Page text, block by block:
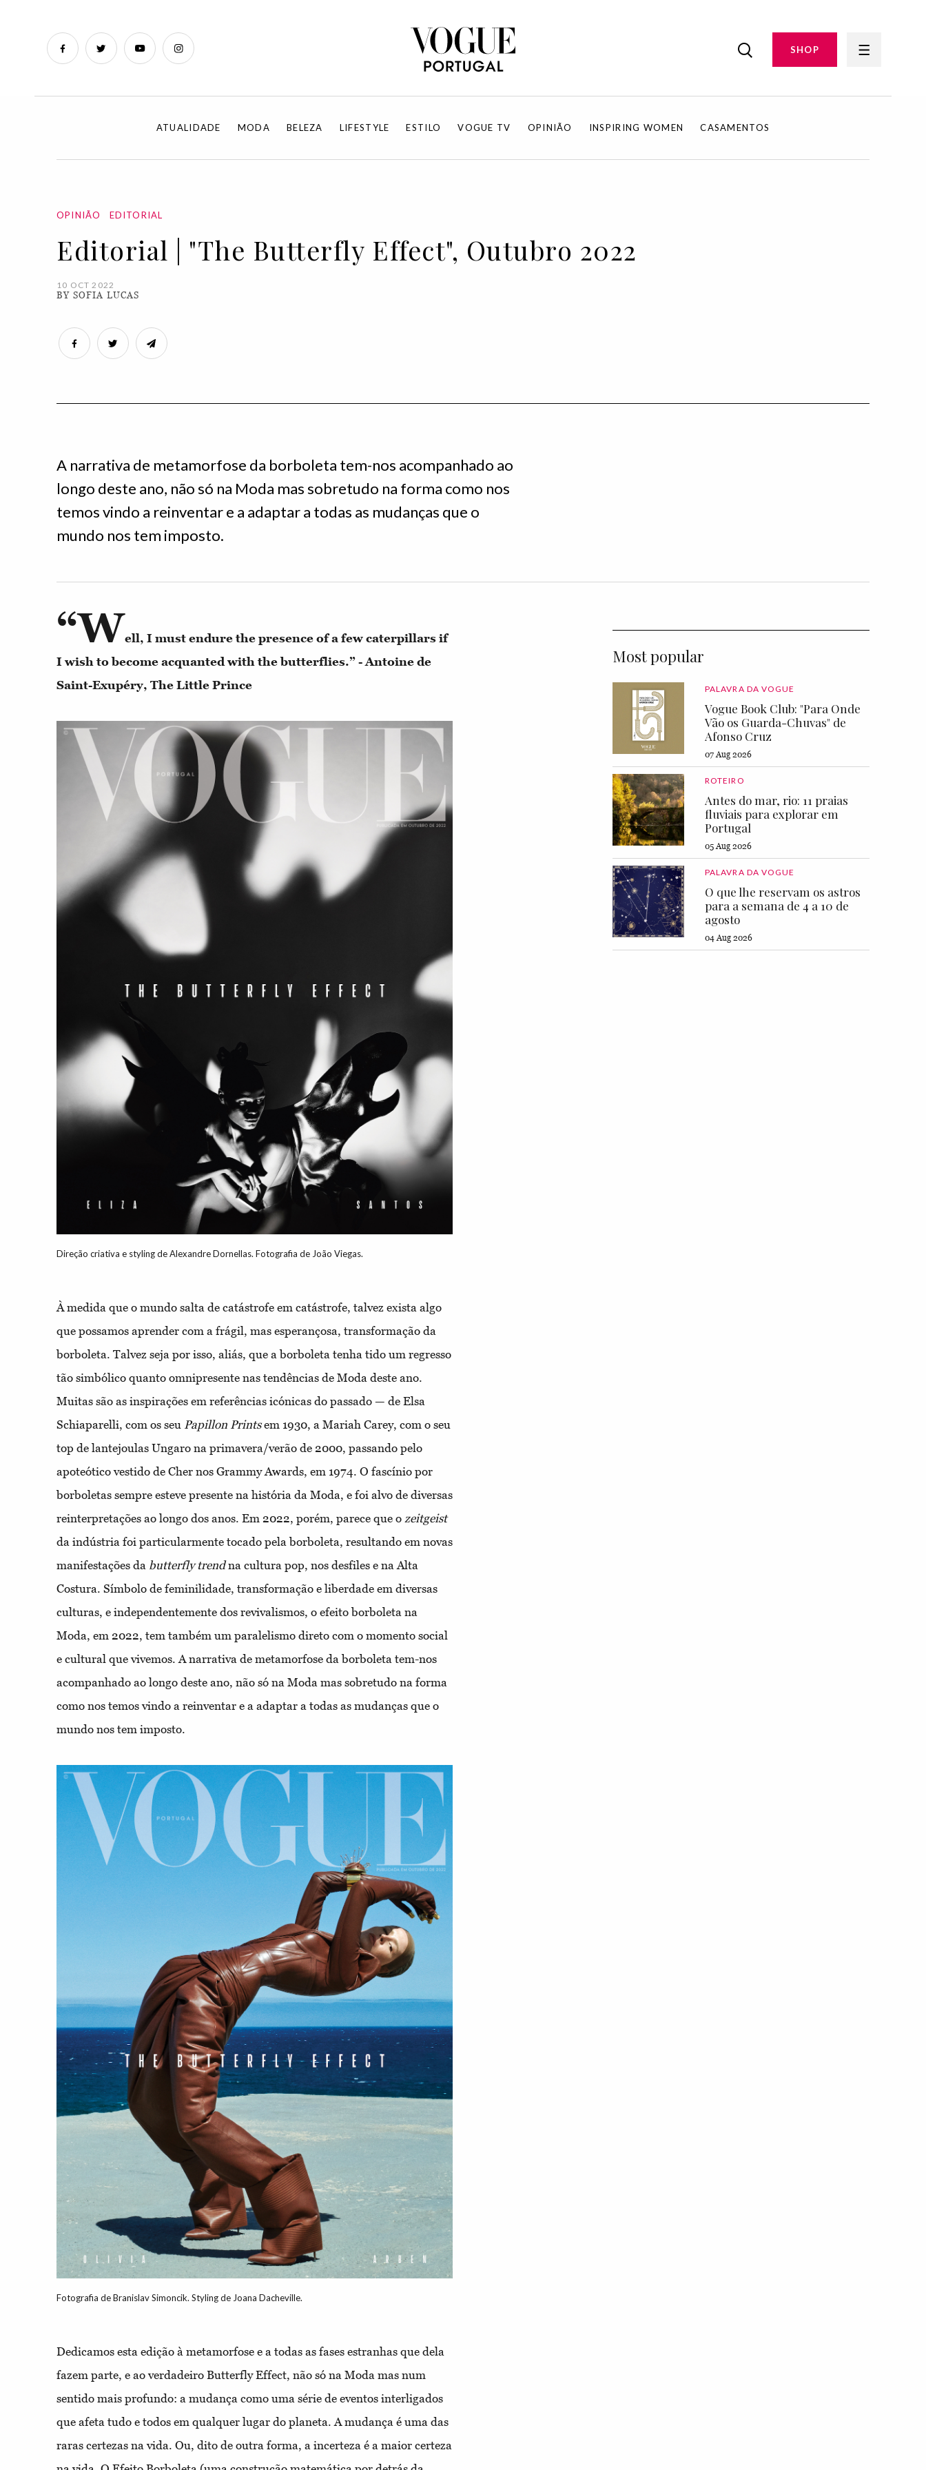
SHOP
ATUALIDADE MODA BELEZA LIFESTYLE ESTILO VOGUE TV OPINIÃO INSPIRING WOMEN CASAMENTOS
OPINIÃO EDITORIAL
Editorial | "The Butterfly Effect", Outubro 2022
10 OCT 2022
BY SOFIA LUCAS
A narrativa de metamorfose da borboleta tem-nos acompanhado ao
longo deste ano, não só na Moda mas sobretudo na forma como nos
temos vindo a reinventar e a adaptar a todas as mudanças que o
mundo nos tem imposto.
“Well, I must endure the presence of a few caterpillars if
I wish to become acquanted with the butterflies.” - Antoine de
Saint-Exupéry, The Little Prince
Direção criativa e styling de Alexandre Dornellas. Fotografia de João Viegas.
À medida que o mundo salta de catástrofe em catástrofe, talvez exista algo
que possamos aprender com a frágil, mas esperançosa, transformação da
borboleta. Talvez seja por isso, aliás, que a borboleta tenha tido um regresso
tão simbólico quanto omnipresente nas tendências de Moda deste ano.
Muitas são as inspirações em referências icónicas do passado — de Elsa
Schiaparelli, com os seu Papillon Printsem 1930, a Mariah Carey, com o seu
top de lantejoulas Ungaro na primavera/verão de 2000, passando pelo
apoteótico vestido de Cher nos Grammy Awards, em 1974. O fascínio por
borboletas sempre esteve presente na história da Moda, e foi alvo de diversas
reinterpretações ao longo dos anos. Em 2022, porém, parece que o zeitgeist
da indústria foi particularmente tocado pela borboleta, resultando em novas
manifestações da butterfly trendna cultura pop, nos desfiles e na Alta
Costura. Símbolo de feminilidade, transformação e liberdade em diversas
culturas, e independentemente dos revivalismos, o efeito borboleta na
Moda, em 2022, tem também um paralelismo direto com o momento social
e cultural que vivemos. A narrativa de metamorfose da borboleta tem-nos
acompanhado ao longo deste ano, não só na Moda mas sobretudo na forma
como nos temos vindo a reinventar e a adaptar a todas as mudanças que o
mundo nos tem imposto.
Fotografia de Branislav Simoncik. Styling de Joana Dacheville.
Dedicamos esta edição à metamorfose e a todas as fases estranhas que dela
fazem parte, e ao verdadeiro Butterfly Effect, não só na Moda mas num
sentido mais profundo: a mudança como uma série de eventos interligados
que afeta tudo e todos em qualquer lugar do planeta. A mudança é uma das
raras certezas na vida. Ou, dito de outra forma, a incerteza é a maior certeza
Most popular
PALAVRA DA VOGUE
Vogue Book Club: "Para Onde
Vão os Guarda-Chuvas" de
Afonso Cruz
07 Aug 2026
ROTEIRO
Antes do mar, rio: 11 praias
fluviais para explorar em
Portugal
05 Aug 2026
PALAVRA DA VOGUE
O que lhe reservam os astros
para a semana de 4 a 10 de
agosto
04 Aug 2026